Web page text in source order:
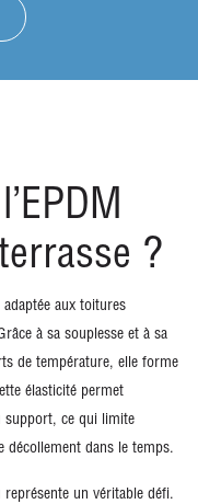
?
aux toitures
à sa souplesse et à sa
de température, elle forme
élasticité permet
support, ce qui limite
décollement dans le temps.
un véritable défi.